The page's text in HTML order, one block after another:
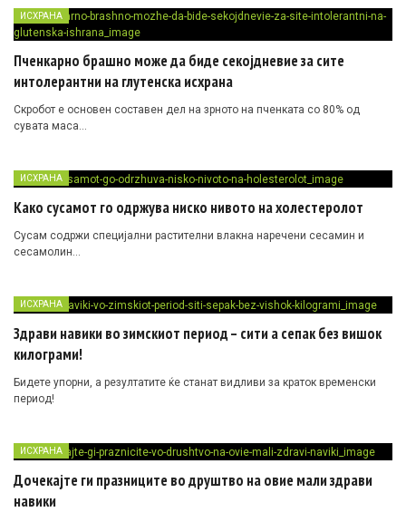
ИСХРАНА
Пченкарно брашно може да биде секојдневие за сите
интолерантни на глутенска исхрана
Скробот е основен составен дел на зрното на пченката со 80% од
сувата маса…
ИСХРАНА
Како сусамот го одржува ниско нивото на холестеролот
Сусам содржи специјални растителни влакна наречени сесамин и
сесамолин…
ИСХРАНА
Здрави навики во зимскиот период – сити а сепак без вишок
килограми!
Бидете упорни, а резултатите ќе станат видливи за краток временски
период!
ИСХРАНА
Дочекајте ги празниците во друштво на овие мали здрави
навики